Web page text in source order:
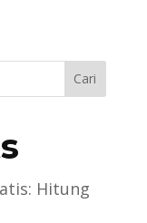
Cari
Hitung